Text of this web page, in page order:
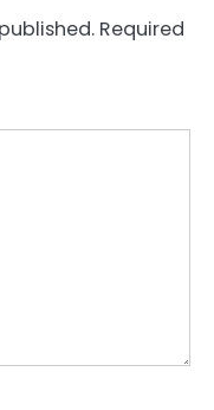
Required